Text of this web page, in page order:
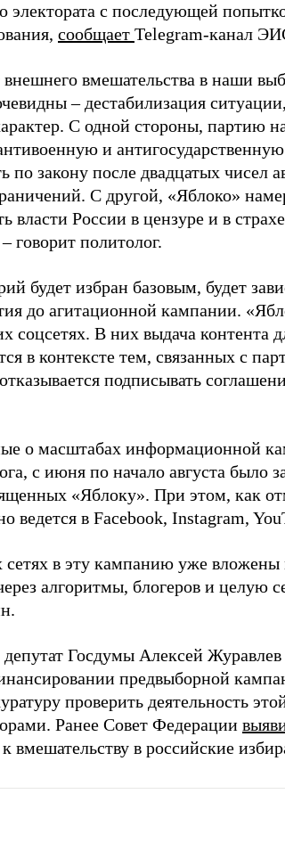
электората с последующей
сообщает Telegram-канал
вмешательства в наши
– дестабилизация
С одной стороны, партию
и антигосударственную
закону после двадцатых чисел
С другой, «Яблоко»
власти России в цензуре и в
говорит политолог.
будет избран базовым, будет
до агитационной кампании.
соцсетях. В них выдача контента
в контексте тем, связанных с
подписывать
о масштабах информационной
с июня по начало августа было
«Яблоку». При этом, как
ведется в Facebook, Instagram,
в эту кампанию уже
алгоритмы, блогеров и целую
Госдумы Алексей Журавлев
предвыборной
проверить деятельность
Ранее Совет Федерации
вмешательству в российские